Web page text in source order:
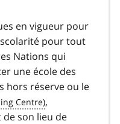
en vigueur pour
pour tout
Nations qui
une école des
hors réserve ou le
,
son lieu de